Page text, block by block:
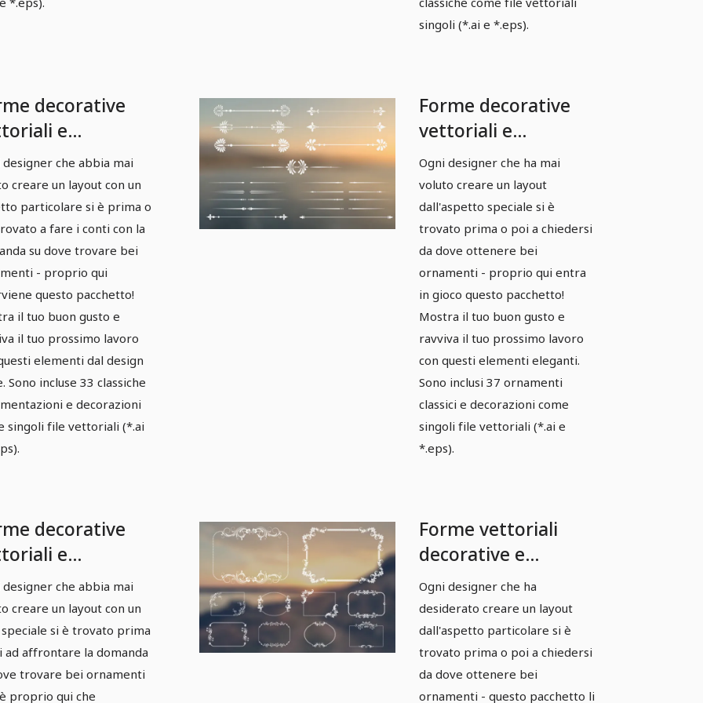
singoli (*.ai e *.eps).
decorative
e
-
05
designer che abbia mai
creare un layout con un
particolare si è prima o
a fare i conti con la
su dove trovare bei
- proprio qui
questo pacchetto!
il tuo buon gusto e
il tuo prossimo lavoro
elementi dal design
Sono incluse 33 classiche
e decorazioni
singoli file vettoriali (*.ai
Forme decorative
vettoriali e
ornamenti -
Pacchetto 06
Ogni designer che ha mai
voluto creare un layout
dall'aspetto speciale si è
trovato prima o poi a chiedersi
da dove ottenere bei
ornamenti - proprio qui entra
in gioco questo pacchetto!
Mostra il tuo buon gusto e
ravviva il tuo prossimo lavoro
con questi elementi eleganti.
Sono inclusi 37 ornamenti
classici e decorazioni come
singoli file vettoriali (*.ai e
*.eps).
decorative
e
-
07
designer che abbia mai
creare un layout con un
si è trovato prima
ad affrontare la domanda
trovare bei ornamenti
proprio qui che
Forme vettoriali
decorative e
ornamenti -
Pacchetto 08
Ogni designer che ha
desiderato creare un layout
dall'aspetto particolare si è
trovato prima o poi a chiedersi
da dove ottenere bei
ornamenti - questo pacchetto li